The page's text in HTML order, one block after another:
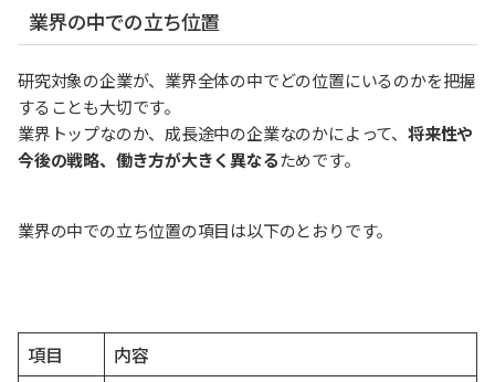
業界の中での立ち位置
研究対象の企業が、業界全体の中でどの位置にいるのかを把握
することも大切です。
業界トップなのか、成長途中の企業なのかによって、 将来性や
今後の戦略、働き方が大きく異なるためです。
業界の中での立ち位置の項目は以下のとおりです。
項目
内容